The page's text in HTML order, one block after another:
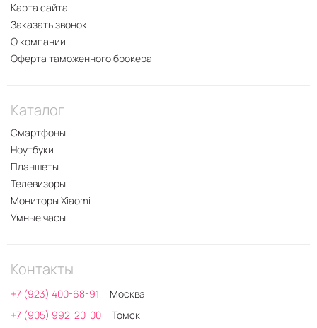
Карта сайта
Заказать звонок
О компании
Оферта таможенного брокера
Каталог
Смартфоны
Ноутбуки
Планшеты
Телевизоры
Мониторы Xiaomi
Умные часы
Контакты
+7 (923) 400-68-91
Москва
+7 (905) 992-20-00
Томск